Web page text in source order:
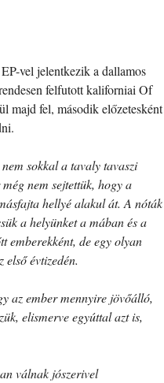
vel jelentkezik a dallamos
felfutott kaliforniai Of
majd fel, második előzetesként
sokkal a tavaly tavaszi
nem sejtettük, hogy a
hellyé alakul át. A nóták
a helyünket a mában és a
emberekként, de egy olyan
évtizedén.
az ember mennyire jövőálló,
elismerve egyúttal azt is,
válnak jószerivel